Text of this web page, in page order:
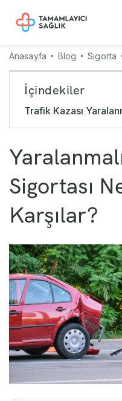
Anasayfa Blog Sigorta
İçindekiler
Trafik Kazası
Sigortası
Karşılar?